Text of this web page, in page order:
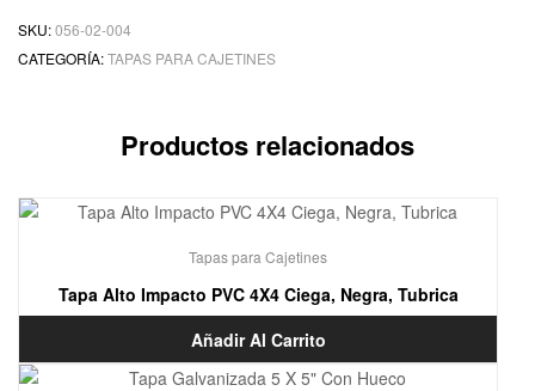
SKU:056-02-004
CATEGORÍA:TAPAS PARA CAJETINES
Productos relacionados
Tapas para Cajetines
Tapa Alto Impacto PVC 4X4 Ciega, Negra, Tubrica
Añadir Al Carrito